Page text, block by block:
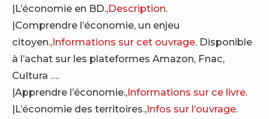
|L’économie en BD.,Description.
|Comprendre l’économie, un enjeu
citoyen.,Informations sur cet ouvrage. Disponible
à l’achat sur les plateformes Amazon, Fnac,
Cultura ….
|Apprendre l’économie.,Informations sur ce livre.
|L’économie des territoires.,Infos sur l’ouvrage.